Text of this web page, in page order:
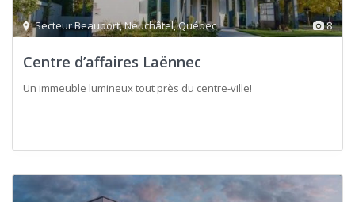
8
Secteur Beauport,Neuchâtel,Québec
Centre d’affaires Laënnec
Un immeuble lumineux tout près du centre-ville!